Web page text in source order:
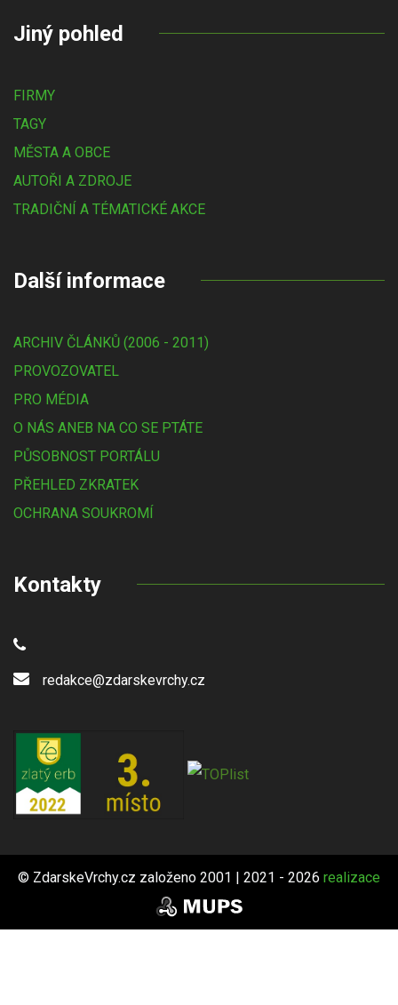
Jiný pohled
FIRMY
TAGY
MĚSTA A OBCE
AUTOŘI A ZDROJE
TRADIČNÍ A TÉMATICKÉ AKCE
Další informace
ARCHIV ČLÁNKŮ (2006 - 2011)
PROVOZOVATEL
PRO MÉDIA
O NÁS ANEB NA CO SE PTÁTE
PŮSOBNOST PORTÁLU
PŘEHLED ZKRATEK
OCHRANA SOUKROMÍ
Kontakty
redakce@zdarskevrchy.cz
© ZdarskeVrchy.cz založeno 2001 | 2021 - 2026 realizace